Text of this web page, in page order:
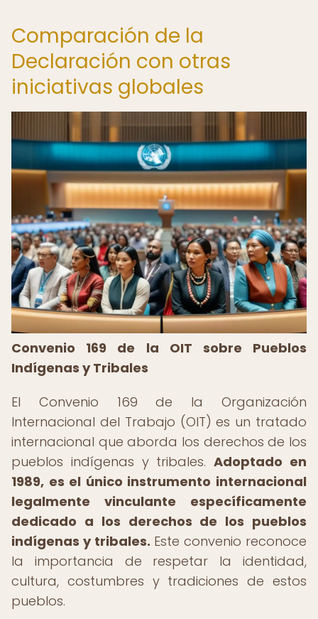
Comparación de la
Declaración con otras
iniciativas globales
Convenio 169 de la OIT sobre Pueblos
Indígenas y Tribales
El Convenio 169 de la Organización
Internacional del Trabajo (OIT) es un tratado
internacional que aborda los derechos de los
pueblos indígenas y tribales.Adoptado en
1989, es el único instrumento internacional
legalmente vinculante específicamente
dedicado a los derechos de los pueblos
indígenas y tribales. Este convenio reconoce
la importancia de respetar la identidad,
cultura, costumbres y tradiciones de estos
pueblos.